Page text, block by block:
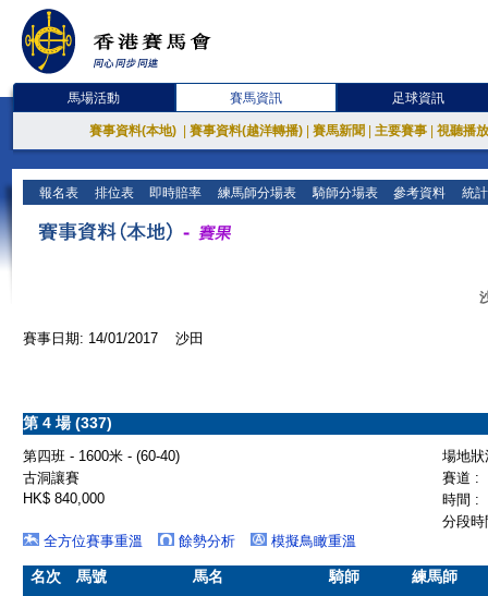
馬場活動 賽馬資訊 足球資訊
賽事資料(本地) 賽事資料(越洋轉播) 賽馬新聞 主要賽事 視聽播
報名表 排位表 即時賠率 練馬師分場表 騎師分場表 參考資料 統
賽事日期: 14/01/2017 沙田
第 4 場 (337)
第四班 - 1600米 - (60-40)
場地
古洞讓賽
賽道 :
HK$ 840,000
時間 :
分段
全方位賽事重溫
餘勢分析 模擬鳥瞰重溫
名次 馬號 馬名 騎師 練馬師